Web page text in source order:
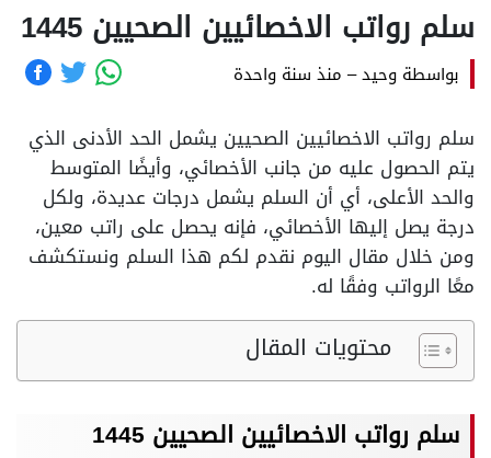
سلم رواتب الاخصائيين الصحيين 1445
بواسطة وحيد– منذ سنة واحدة
سلم رواتب الاخصائيين الصحيين يشمل الحد الأدنى الذي
يتم الحصول عليه من جانب الأخصائي، وأيضًا المتوسط
والحد الأعلى، أي أن السلم يشمل درجات عديدة، ولكل
درجة يصل إليها الأخصائي، فإنه يحصل على راتب معين،
ومن خلال مقال اليوم نقدم لكم هذا السلم ونستكشف
معًا الرواتب وفقًا له.
محتويات المقال
سلم رواتب الاخصائيين الصحيين 1445